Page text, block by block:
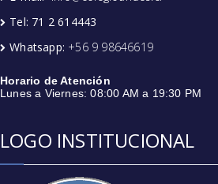
Tel: 71 2 614443
Whatsapp: +56 9 98646619
Horario de Atención
Lunes a Viernes: 08:00 AM a 19:30 PM
LOGO INSTITUCIONAL